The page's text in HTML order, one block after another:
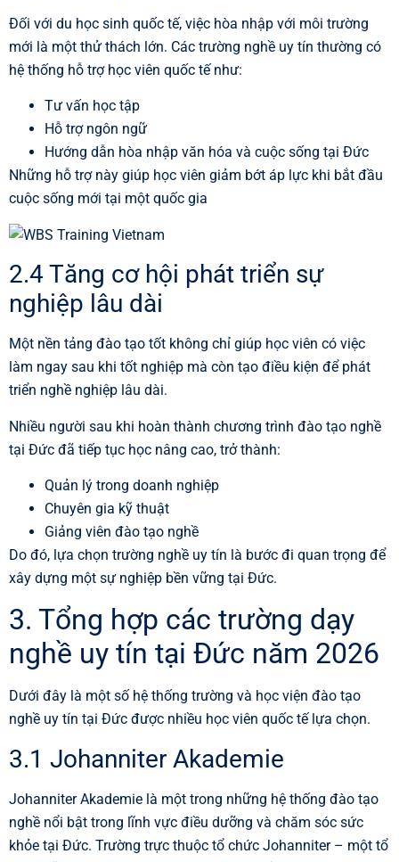
Đối với du học sinh quốc tế, việc hòa nhập với môi trường
mới là một thử thách lớn. Các trường nghề uy tín thường có
hệ thống hỗ trợ học viên quốc tế như:
Tư vấn học tập
Hỗ trợ ngôn ngữ
Hướng dẫn hòa nhập văn hóa và cuộc sống tại Đức
Những hỗ trợ này giúp học viên giảm bớt áp lực khi bắt đầu
cuộc sống mới tại một quốc gia
2.4 Tăng cơ hội phát triển sự
nghiệp lâu dài
Một nền tảng đào tạo tốt không chỉ giúp học viên có việc
làm ngay sau khi tốt nghiệp mà còn tạo điều kiện để phát
triển nghề nghiệp lâu dài.
Nhiều người sau khi hoàn thành chương trình đào tạo nghề
tại Đức đã tiếp tục học nâng cao, trở thành:
Quản lý trong doanh nghiệp
Chuyên gia kỹ thuật
Giảng viên đào tạo nghề
Do đó, lựa chọn trường nghề uy tín là bước đi quan trọng để
xây dựng một sự nghiệp bền vững tại Đức.
3. Tổng hợp các trường dạy
nghề uy tín tại Đức năm 2026
Dưới đây là một số hệ thống trường và học viện đào tạo
nghề uy tín tại Đức được nhiều học viên quốc tế lựa chọn.
3.1 Johanniter Akademie
Johanniter Akademie là một trong những hệ thống đào tạo
nghề nổi bật trong lĩnh vực điều dưỡng và chăm sóc sức
khỏe tại Đức. Trường trực thuộc tổ chức Johanniter – một tổ